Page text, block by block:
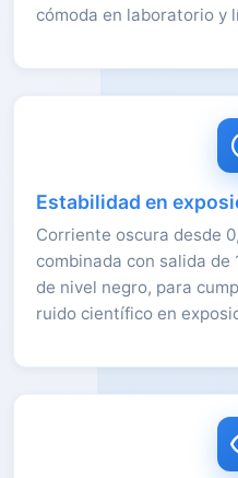
cómoda en laboratorio y
Estabilidad en
Corriente oscura desde
combinada con salida de
de nivel negro, para
ruido científico en